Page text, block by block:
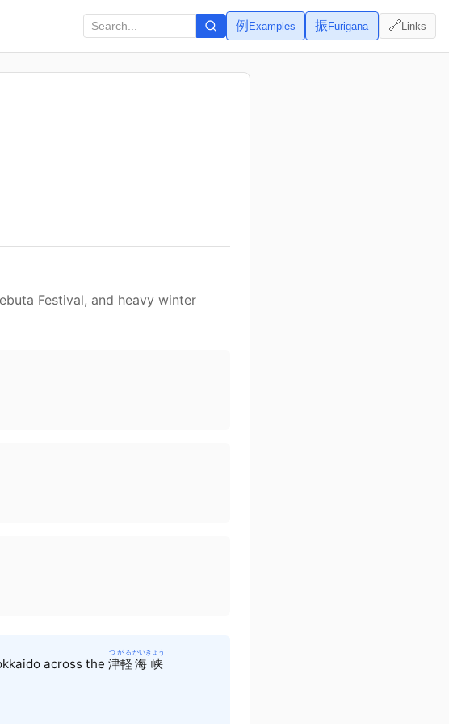
例 Examples 振Furigana 🔗Links
Festival, and heavy winter
across the 津軽
つがる
海峡
かいきょう